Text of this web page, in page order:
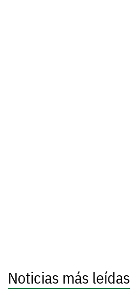
Noticias más leídas